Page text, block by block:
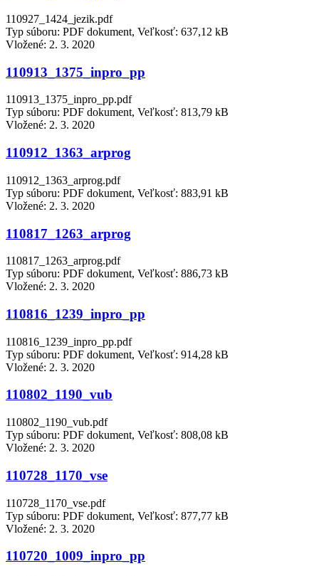
110927_1424_jezik.pdf
Typ súboru: PDF dokument, Veľkosť: 637,12 kB
Vložené: 2. 3. 2020
110913_1375_inpro_pp
110913_1375_inpro_pp.pdf
Typ súboru: PDF dokument, Veľkosť: 813,79 kB
Vložené: 2. 3. 2020
110912_1363_arprog
110912_1363_arprog.pdf
Typ súboru: PDF dokument, Veľkosť: 883,91 kB
Vložené: 2. 3. 2020
110817_1263_arprog
110817_1263_arprog.pdf
Typ súboru: PDF dokument, Veľkosť: 886,73 kB
Vložené: 2. 3. 2020
110816_1239_inpro_pp
110816_1239_inpro_pp.pdf
Typ súboru: PDF dokument, Veľkosť: 914,28 kB
Vložené: 2. 3. 2020
110802_1190_vub
110802_1190_vub.pdf
Typ súboru: PDF dokument, Veľkosť: 808,08 kB
Vložené: 2. 3. 2020
110728_1170_vse
110728_1170_vse.pdf
Typ súboru: PDF dokument, Veľkosť: 877,77 kB
Vložené: 2. 3. 2020
110720_1009_inpro_pp